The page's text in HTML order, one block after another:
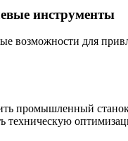
инструменты
для
промышленный
техническую